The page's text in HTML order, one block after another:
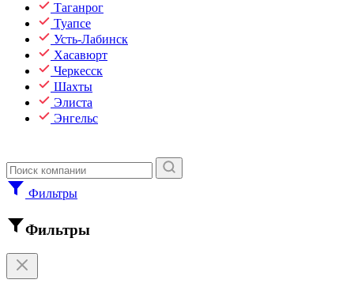
Таганрог
Туапсе
Усть-Лабинск
Хасавюрт
Черкесск
Шахты
Элиста
Энгельс
Фильтры
Фильтры